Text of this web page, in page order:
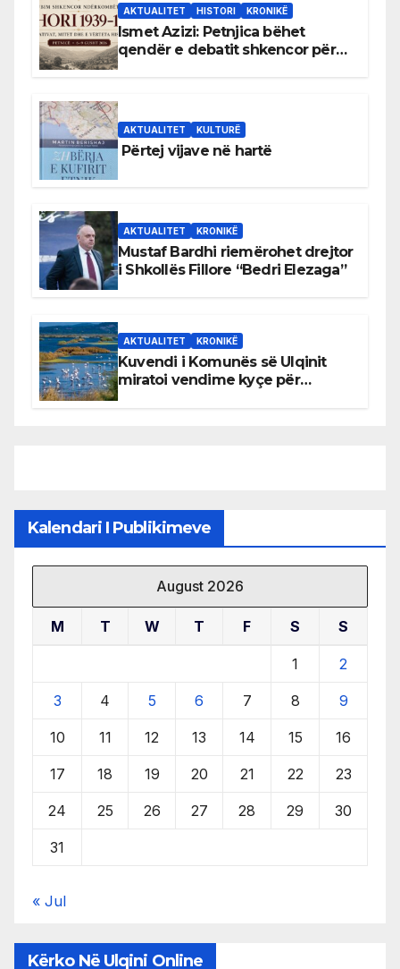
AKTUALITET HISTORI KRONIKË
Ismet Azizi: Petnjica bëhet
qendër e debatit shkencor për
AKTUALITET KULTURË
Përtej vijave në hartë
AKTUALITET KRONIKË
Mustaf Bardhi riemërohet drejtor
i Shkollës Fillore “Bedri Elezaga”
AKTUALITET KRONIKË
Kuvendi i Komunës së Ulqinit
miratoi vendime kyçe për
Kalendari I Publikimeve
August 2026
M T W T F S S
1 2
3 4 5 6 7 8 9
10 11 12 13 14 15 16
17 18 19 20 21 22 23
24 25 26 27 28 29 30
31
« Jul
Kërko Në Ulqini Online